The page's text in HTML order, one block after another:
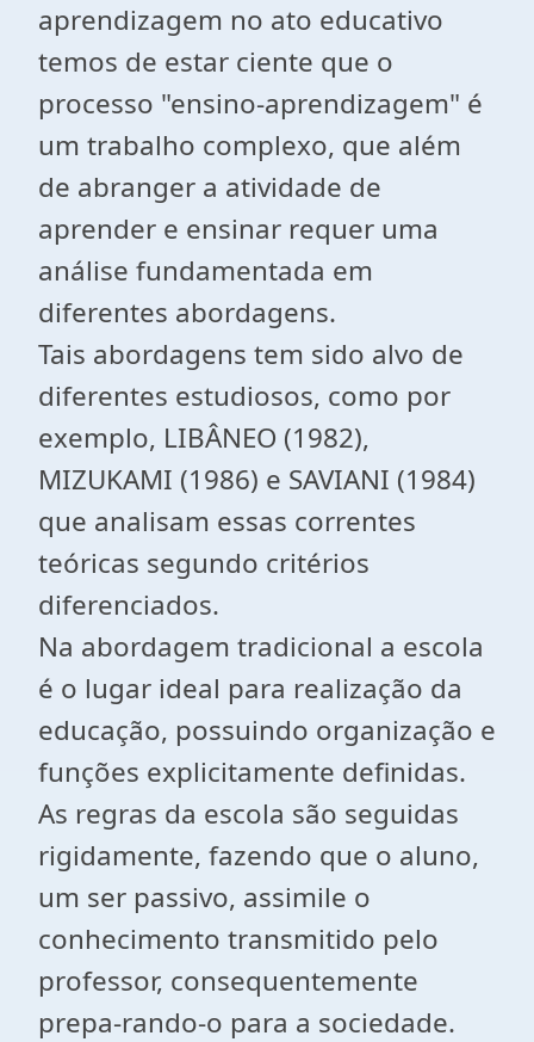
aprendizagem no ato educativo
temos de estar ciente que o
processo "ensino-aprendizagem" é
um trabalho complexo, que além
de abranger a atividade de
aprender e ensinar requer uma
análise fundamentada em
diferentes abordagens.
Tais abordagens tem sido alvo de
diferentes estudiosos, como por
exemplo, LIBÂNEO (1982),
MIZUKAMI (1986) e SAVIANI (1984)
que analisam essas correntes
teóricas segundo critérios
diferenciados.
Na abordagem tradicional a escola
é o lugar ideal para realização da
educação, possuindo organização e
funções explicitamente definidas.
As regras da escola são seguidas
rigidamente, fazendo que o aluno,
um ser passivo, assimile o
conhecimento transmitido pelo
professor, consequentemente
prepa-rando-o para a sociedade.